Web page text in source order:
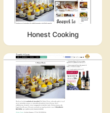
Honest Cooking